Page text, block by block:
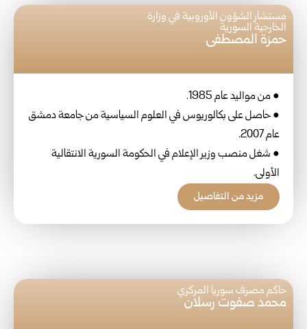
مستشار الشؤون الأوروبية في وزارة
الخارجية السورية
حمزة المصطفى
● من مواليد عام 1985.
● حاصل على بكالوريوس في العلوم السياسية من جامعة دمشق
عام 2007.
● شغل منصب وزير الإعلام في الحكومة السورية الانتقالية
الأولى.
مزيد من التفاصيل
حاكم مصرف سوريا المركزي
محمد صفوت رسلان